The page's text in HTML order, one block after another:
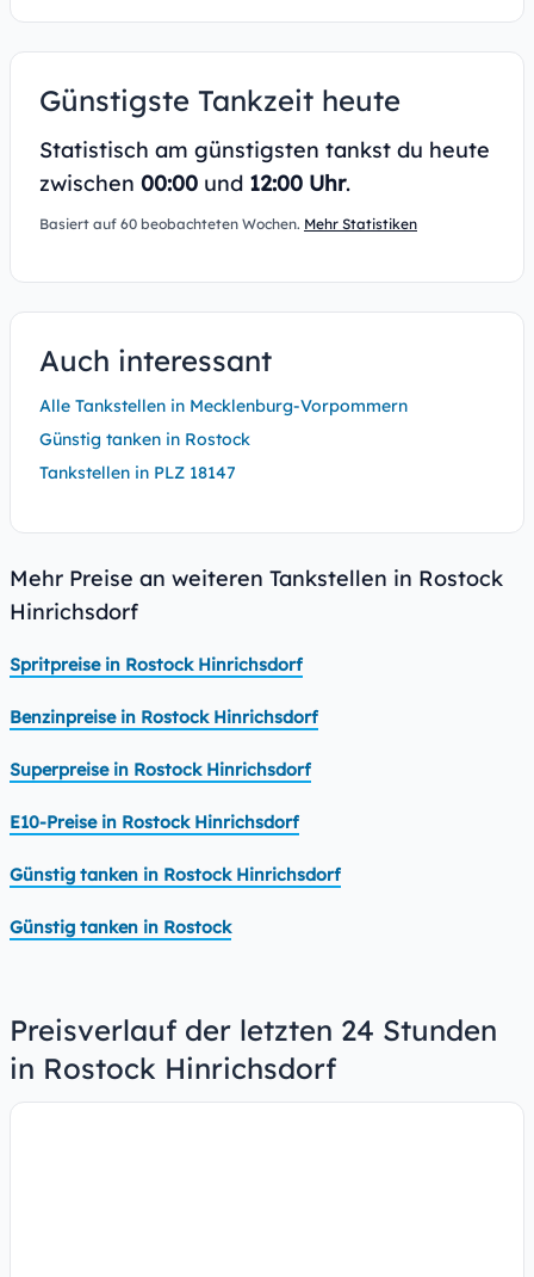
Günstigste Tankzeit heute
Statistisch am günstigsten tankst du heute
zwischen 00:00 und 12:00 Uhr.
Basiert auf 60 beobachteten Wochen. Mehr Statistiken
Auch interessant
Alle Tankstellen in Mecklenburg-Vorpommern
Günstig tanken in Rostock
Tankstellen in PLZ 18147
Mehr Preise an weiteren Tankstellen in Rostock
Hinrichsdorf
Spritpreise in Rostock Hinrichsdorf
Benzinpreise in Rostock Hinrichsdorf
Superpreise in Rostock Hinrichsdorf
E10-Preise in Rostock Hinrichsdorf
Günstig tanken in Rostock Hinrichsdorf
Günstig tanken in Rostock
Preisverlauf der letzten 24 Stunden
in Rostock Hinrichsdorf